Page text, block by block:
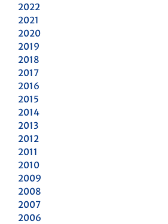
2022
2021
2020
2019
2018
2017
2016
2015
2014
2013
2012
2011
2010
2009
2008
2007
2006